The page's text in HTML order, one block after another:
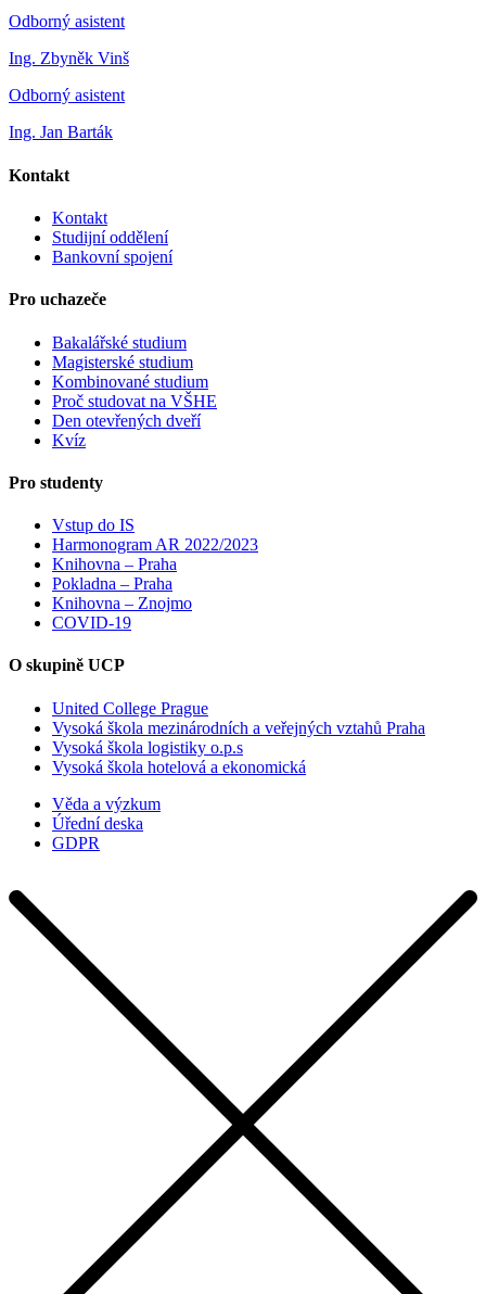
Odborný asistent
Ing. Zbyněk Vinš
Odborný asistent
Ing. Jan Barták
Kontakt
Kontakt
Studijní oddělení
Bankovní spojení
Pro uchazeče
Bakalářské studium
Magisterské studium
Kombinované studium
Proč studovat na VŠHE
Den otevřených dveří
Kvíz
Pro studenty
Vstup do IS
Harmonogram AR 2022/2023
Knihovna – Praha
Pokladna – Praha
Knihovna – Znojmo
COVID-19
O skupině UCP
United College Prague
Vysoká škola mezinárodních a veřejných vztahů Praha
Vysoká škola logistiky o.p.s
Vysoká škola hotelová a ekonomická
Věda a výzkum
Úřední deska
GDPR